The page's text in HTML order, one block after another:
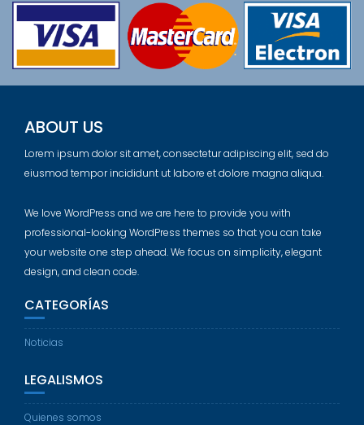
ABOUT US
Lorem ipsum dolor sit amet, consectetur adipiscing elit, sed do
eiusmod tempor incididunt ut labore et dolore magna aliqua.
We love WordPress and we are here to provide you with
professional-looking WordPress themes so that you can take
your website one step ahead. We focus on simplicity, elegant
design, and clean code.
CATEGORÍAS
Noticias
LEGALISMOS
Quienes somos